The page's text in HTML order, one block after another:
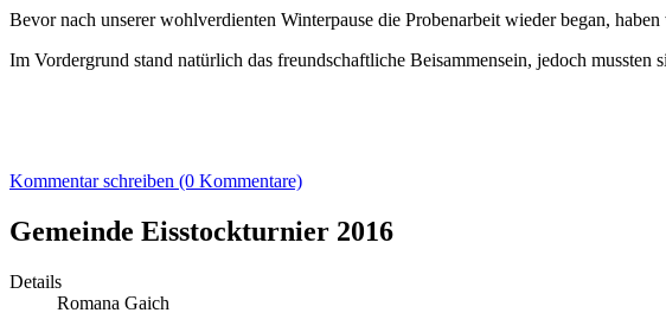
Bevor nach unserer wohlverdienten Winterpause die Probenarbeit wieder began,
Im Vordergrund stand natürlich das freundschaftliche Beisammensein, jedoch
Kommentar schreiben (0 Kommentare)
Gemeinde Eisstockturnier 2016
Details
Romana Gaich